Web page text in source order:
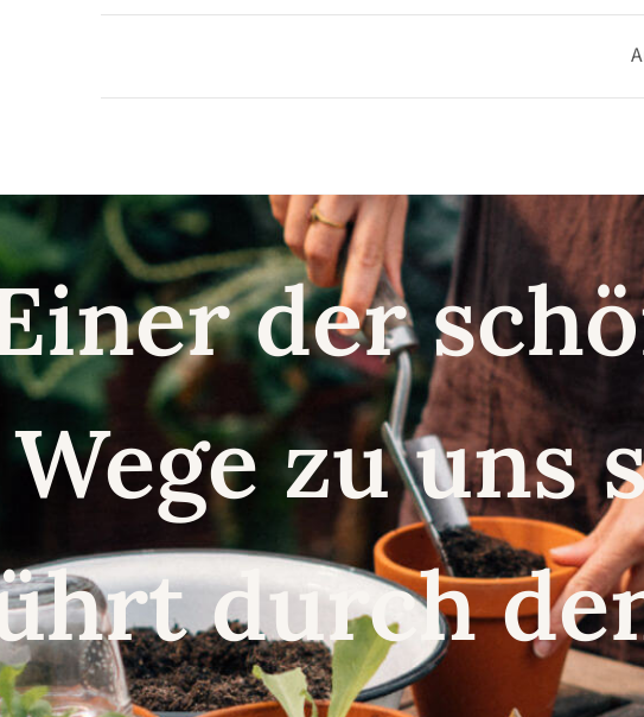
der
Wege zu
durch